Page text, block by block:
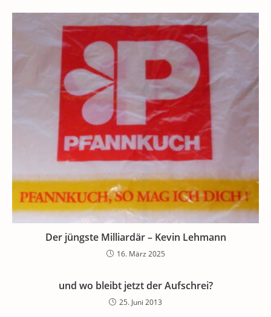
Der jüngste Milliardär – Kevin Lehmann
16. März 2025
und wo bleibt jetzt der Aufschrei?
25. Juni 2013